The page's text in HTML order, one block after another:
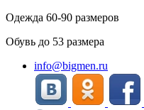
Одежда 60-90 размеров
Обувь до 53 размера
info@bigmen.ru